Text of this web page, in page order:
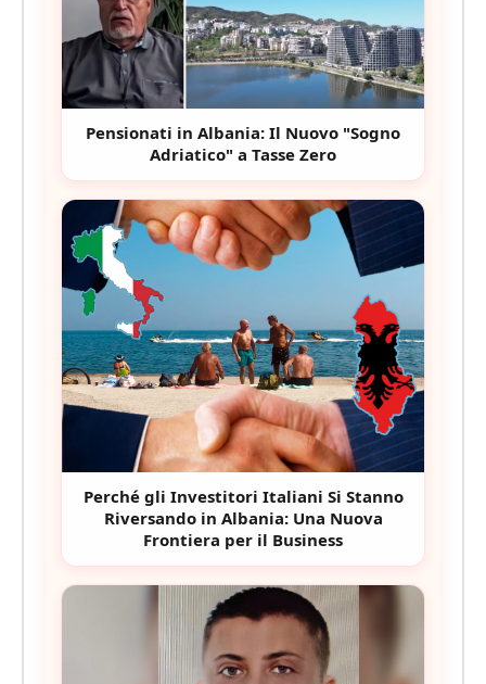
Pensionati in Albania: Il Nuovo "Sogno
Adriatico" a Tasse Zero
Perché gli Investitori Italiani Si Stanno
Riversando in Albania: Una Nuova
Frontiera per il Business